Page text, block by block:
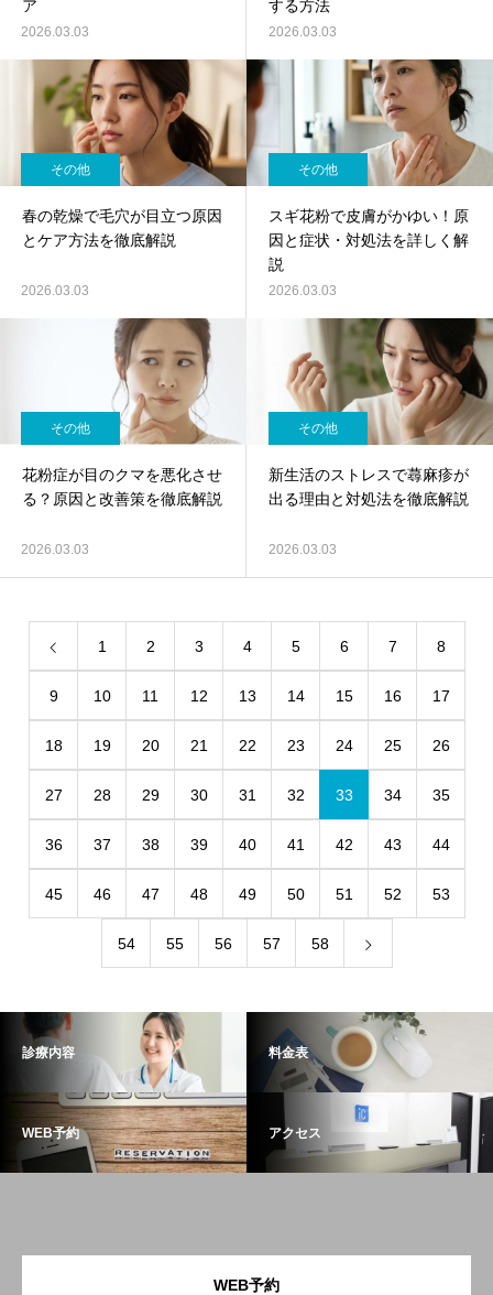
ア
2026.03.03
する方法
2026.03.03
その他
春の乾燥で毛穴が目立つ原因
とケア方法を徹底解説
2026.03.03
その他
スギ花粉で皮膚がかゆい！原
因と症状・対処法を詳しく解
説
2026.03.03
その他
花粉症が目のクマを悪化させ
る？原因と改善策を徹底解説
2026.03.03
その他
新生活のストレスで蕁麻疹が
出る理由と対処法を徹底解説
2026.03.03
1 2 3 4 5 6 7 8
9 10 11 12 13 14 15 16 17
18 19 20 21 22 23 24 25 26
27 28 29 30 31 32 33 34 35
36 37 38 39 40 41 42 43 44
45 46 47 48 49 50 51 52 53
54 55 56 57 58
診療内容 料金表
WEB予約 アクセス
WEB予約